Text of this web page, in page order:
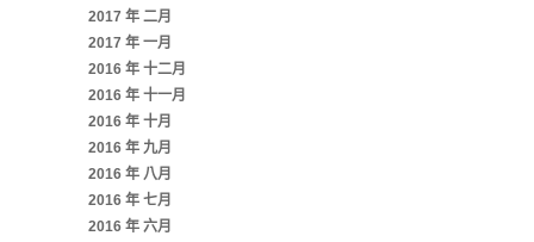
2017 年 二月
2017 年 一月
2016 年 十二月
2016 年 十一月
2016 年 十月
2016 年 九月
2016 年 八月
2016 年 七月
2016 年 六月